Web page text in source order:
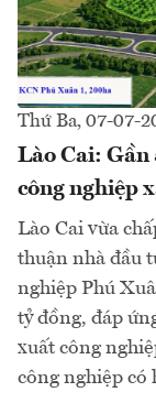
Thứ Ba, 07-07-
Lào Cai:
công nghiệp
Lào Cai vừa
thuận nhà đầu
nghiệp Phú
tỷ đồng, đáp
xuất công
công nghiệp có